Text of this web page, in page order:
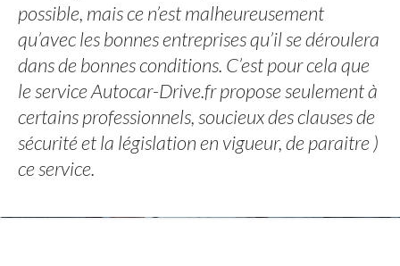
possible, mais ce n’est malheureusement
qu’avec les bonnes entreprises qu’il se déroulera
dans de bonnes conditions. C’est pour cela que
le service Autocar-Drive.fr propose seulement à
certains professionnels, soucieux des clauses de
sécurité et la législation en vigueur, de paraitre )
ce service.